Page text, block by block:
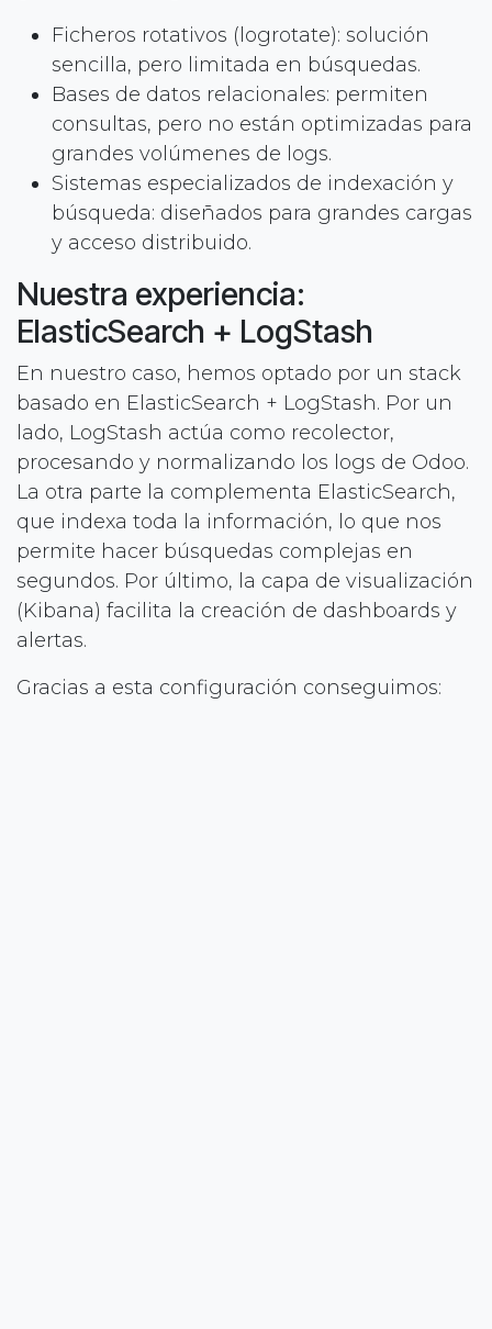
Ficheros rotativos (logrotate): solución
sencilla, pero limitada en búsquedas.
Bases de datos relacionales: permiten
consultas, pero no están optimizadas para
grandes volúmenes de logs.
Sistemas especializados de indexación y
búsqueda: diseñados para grandes cargas
y acceso distribuido.
Nuestra experiencia:
ElasticSearch + LogStash
En nuestro caso, hemos optado por un stack
basado en ElasticSearch + LogStash. Por un
lado, LogStash actúa como recolector,
procesando y normalizando los logs de Odoo.
La otra parte la complementa ElasticSearch,
que indexa toda la información, lo que nos
permite hacer búsquedas complejas en
segundos. Por último, la capa de visualización
(Kibana) facilita la creación de dashboards y
alertas.
Gracias a esta configuración conseguimos: